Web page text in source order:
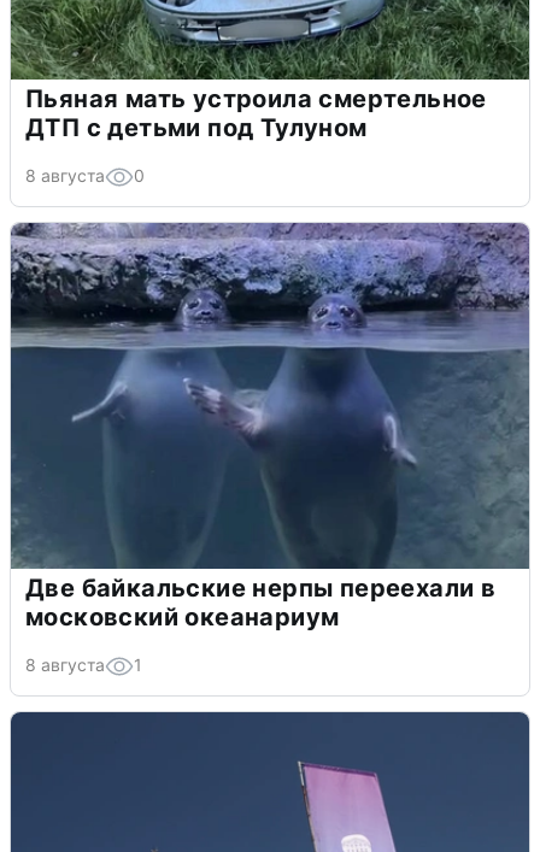
Пьяная мать устроила смертельное
ДТП с детьми под Тулуном
8 августа 0
Две байкальские нерпы переехали в
московский океанариум
8 августа 1